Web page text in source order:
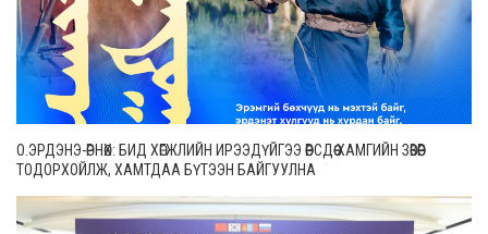
О.ЭРДЭНЭ-ӨРНӨХ: БИД ХӨГЖЛИЙН ИРЭЭДҮЙГЭЭ ӨӨРСДӨӨ ХАМГИЙН ЗӨВӨӨР
ТОДОРХОЙЛЖ, ХАМТДАА БҮТЭЭН БАЙГУУЛНА